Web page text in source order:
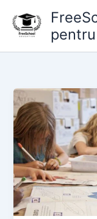
content